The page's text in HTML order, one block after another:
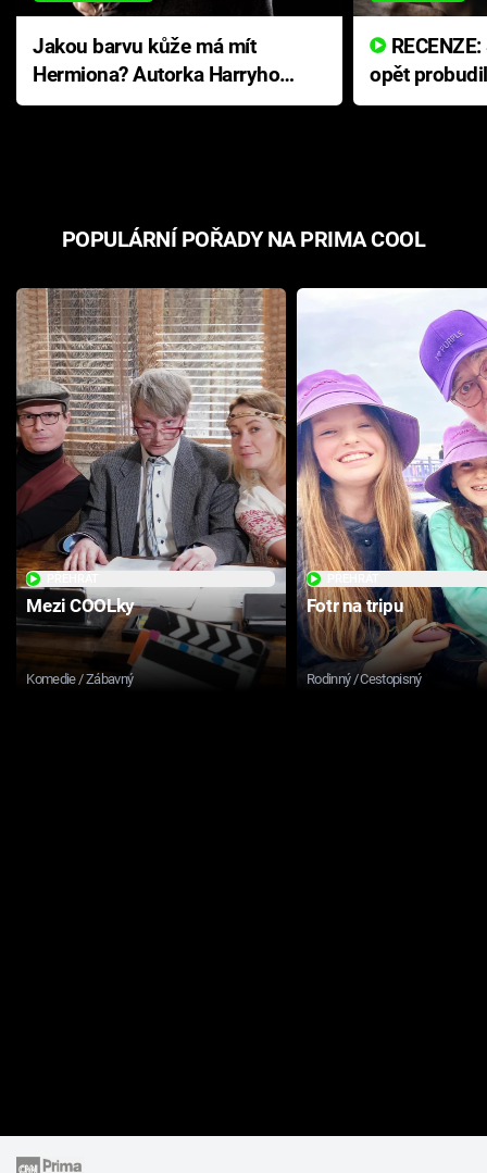
Jakou barvu kůže má mít
Hermiona? Autorka Harryho
Pottera přišla s ráznou
opět
přichází s
POPULÁRNÍ POŘADY NA PRIMA COOL
Mezi COOLky
Komedie / Zábavný
Fotr na tripu
Rodinný / Cestopisný